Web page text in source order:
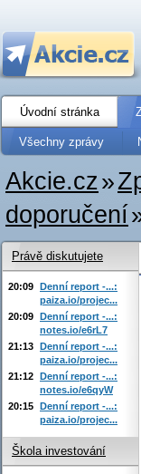
Úvodní stránka
Všechny zprávy
Akcie.cz»
doporučení
Právě diskutujete
20:09 Denní report -...:
paiza.io/projec...
20:09 Denní report -...:
notes.io/e6rL7
21:13 Denní report -...:
paiza.io/projec...
21:12 Denní report -...:
notes.io/e6qyW
20:15 Denní report -...:
paiza.io/projec...
Škola investování